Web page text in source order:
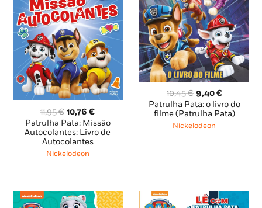
11,95€ O
preço
original
era:
11,95 €.
10,76€O
preço
atual
Patrulha Pata: Missão
Autocolantes: Livro de
Autocolantes
Nickelodeon
10,45€ O
preço
original
era:
9,40€O
preço
atual
Patrulha Pata: o livro do
filme (Patrulha Pata)
Nickelodeon